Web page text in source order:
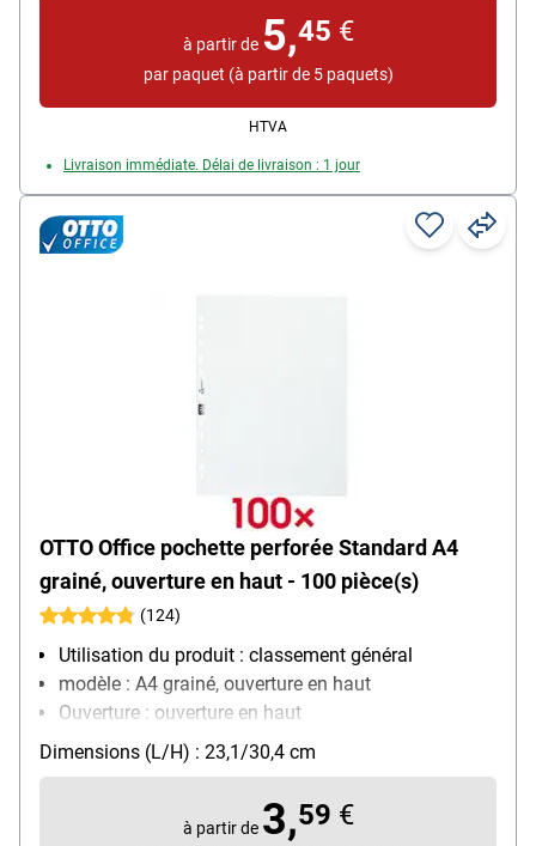
Matière : film de polypropylène, 0,06 mm
Contenu par paquet : 100 pièce(s)
à partir de 5,45 €
par paquet (à partir de 5 paquets)
HTVA
Livraison immédiate. Délai de livraison : 1 jour
OTTO Office pochette perforée Standard A4
grainé, ouverture en haut - 100 pièce(s)
(124)
Utilisation du produit : classement général
modèle : A4 grainé, ouverture en haut
Ouverture : ouverture en haut
Équipement : convient aux documents officiels,
renforcement des trous
Matière : film de polypropylène, 0,06 mm
Contenu par paquet : 100 pièce(s)
Dimensions (L/H) : 23,1/30,4 cm
à partir de 3,59 €